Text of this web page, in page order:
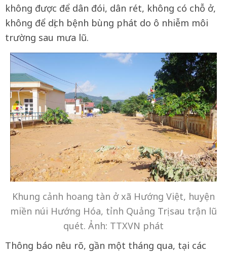
không được để dân đói, dân rét, không có chỗ ở,
không để dịch bệnh bùng phát do ô nhiễm môi
trường sau mưa lũ.
Khung cảnh hoang tàn ở xã Hướng Việt, huyện
miền núi Hướng Hóa, tỉnh Quảng Trị sau trận lũ
quét. Ảnh: TTXVN phát
Thông báo nêu rõ, gần một tháng qua, tại các